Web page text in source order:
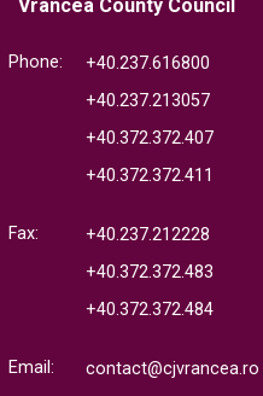
Vrancea County Council
Phone:
+40.237.616800
+40.237.213057
+40.372.372.407
+40.372.372.411
Fax:
+40.237.212228
+40.372.372.483
+40.372.372.484
Email: contact@cjvrancea.ro